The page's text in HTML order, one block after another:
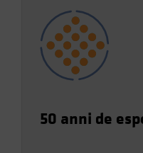
New Zealand
Norway
Other Asia-Pacific
Portugal
50 anni de